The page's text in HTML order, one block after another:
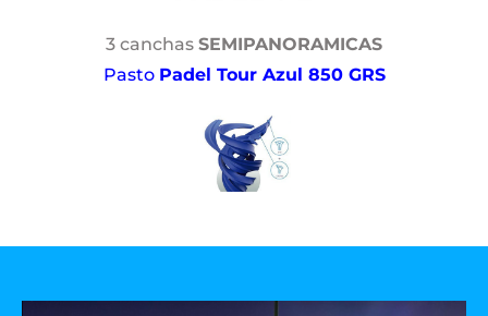
3 canchas SEMIPANORAMICAS
Pasto Padel Tour Azul 850 GRS